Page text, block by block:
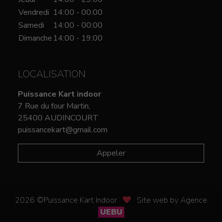
Vendredi 14:00 - 00:00
Samedi
14:00 - 00:00
Dimanche 14:00 - 19:00
LOCALISATION
Puissance Kart indoor
7 Rue du four Martin,
25400 AUDINCOURT
puissancekart@gmail.com
Appeler
2026 ©Puissance Kart Indoor
Site web by Agence
UEBU